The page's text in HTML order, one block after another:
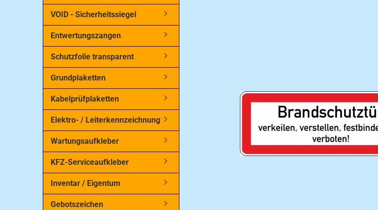
VOID - Sicherheitssiegel
Entwertungszangen
Schutzfolie transparent
Grundplaketten
Kabelprüfplaketten
Elektro- / Leiterkennzeichnung
Wartungsaufkleber
KFZ-Serviceaufkleber
Inventar / Eigentum
Gebotszeichen